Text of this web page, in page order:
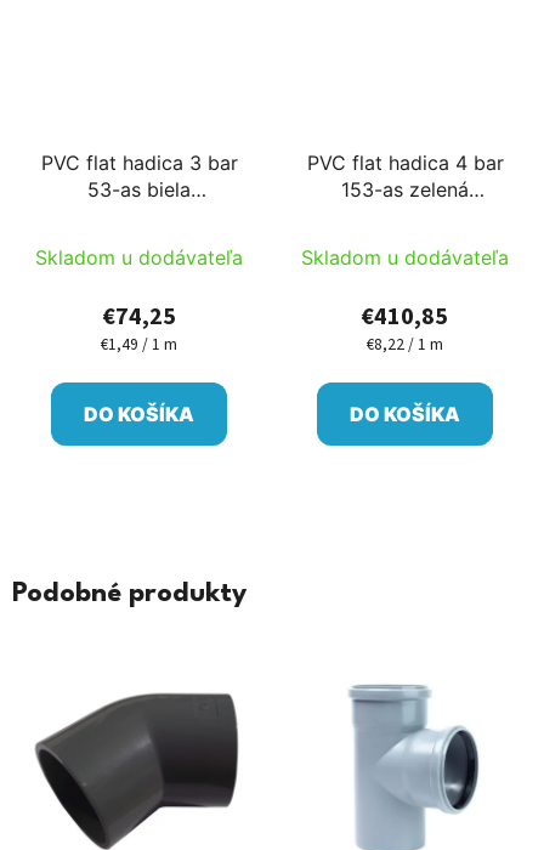
PVC flat hadica 3 bar
53-as biela
Skladom u dodávateľa
€74,25
Jednotková
€1,49 / 1 m
DO KOŠÍKA
PVC flat hadica 4 bar
153-as zelená
Skladom u dodávateľa
€410,85
Jednotková
€8,22 / 1 m
DO KOŠÍKA
Podobné produkty